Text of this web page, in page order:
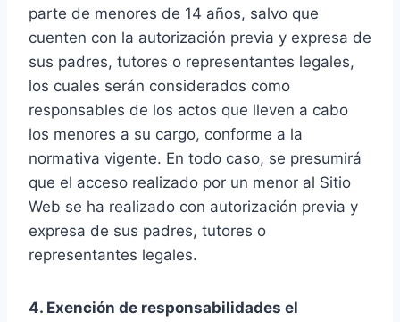
parte de menores de 14 años, salvo que
cuenten con la autorización previa y expresa de
sus padres, tutores o representantes legales,
los cuales serán considerados como
responsables de los actos que lleven a cabo
los menores a su cargo, conforme a la
normativa vigente. En todo caso, se presumirá
que el acceso realizado por un menor al Sitio
Web se ha realizado con autorización previa y
expresa de sus padres, tutores o
representantes legales.
4. Exención de responsabilidades el